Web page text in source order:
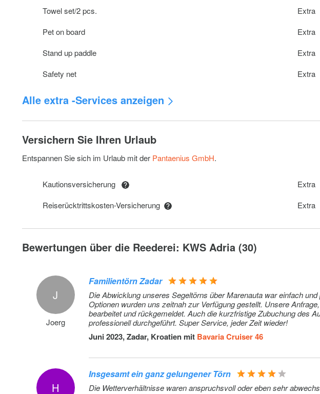
Towel set/2 pcs.
Extra
Pet on board
Extra
Stand up paddle
Extra
Safety net
Extra
Alle extra -Services anzeigen
Outboard engine 2,5 HP Extra
WiFi 50 GB
Early check-in 13h, on demand,if possible
Extra
Overnight (if possible)
Extra
Versichern Sie Ihren Urlaub
Entspannen Sie sich im Urlaub mit der Pantaenius GmbH.
Kautionsversicherung Extra
Reiserücktrittskosten-Versicherung
Extra
Bewertungen über die Reederei: KWS Adria (30)
J
Joerg
Familientörn Zadar
Die Abwicklung unseres Segeltörns über Marenauta war einfach und problemlos. Alle
Optionen wurden uns zeitnah zur Verfügung gestellt. Unsere
bearbeitet und rückgemeldet. Auch die kurzfristige Zubuchung des
professionell durchgeführt. Super Service, jeder Zeit wieder!
Juni 2023, Zadar, Kroatien mit Bavaria Cruiser 46
H
Insgesamt ein ganz gelungener Törn
Die Wetterverhältnisse waren anspruchsvoll oder eben sehr